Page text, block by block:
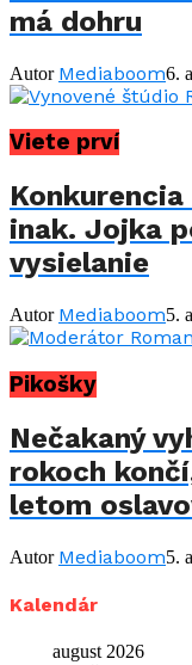
má dohru
Autor Mediaboom6.
Viete prví
inak. Jojka
vysielanie
Autor Mediaboom5.
Pikošky
Nečakaný
rokoch
letom
Autor Mediaboom5.
Kalendár
august 2026